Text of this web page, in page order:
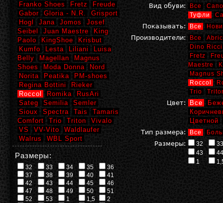
Вид обуви: Все
Туфли
Показывать: Все
Производители: Все
Dino Ricci
Fretz
Maestre
Magnus
Roccol
Trio
Цвет: Все
Цветной
Тип размера:
Все
Размеры: 32
33
43
44
1
Franko Shoes
Fretz
Freude
Gabor
Gloria - N.R.
Grisport
Hogl
Jana Jomos
Josef
Seibel
Juan Maestre
King
Paolo
KingShoe
Krisbut
Kumfo
Lesta Liliani
Luisa
Belly
Magellan
Magnus
Shoes
Moda Donna
Nord
Norita
Peatika
PM-shoes
Regina Bottini
Rieker
Roccol
Romika
RusAri
Sateg
Semilia
Semler
Sioux
Spectra Tais
Tamaris
Comfort
Trio Triton
Vivalo
VS
VV-Vito
Waldlaufer
Walrus
WBL Sport
Размеры:
32 33 34 35
36
37
38 39 40
41
42
43 44 45
46
47
48 49 50
51
52
53 1 1,5
2